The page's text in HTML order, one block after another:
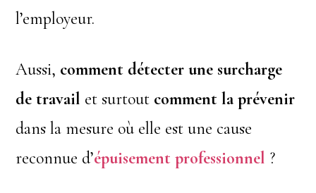
l’employeur.
Aussi, comment détecter une surcharge
de travail et surtout comment la prévenir
dans la mesure où elle est une cause
reconnue d’épuisement professionnel ?